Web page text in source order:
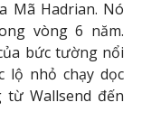
Mã Hadrian. Nó
vòng 6 năm.
bức tường nổi
lộ nhỏ chạy dọc
Wallsend đến